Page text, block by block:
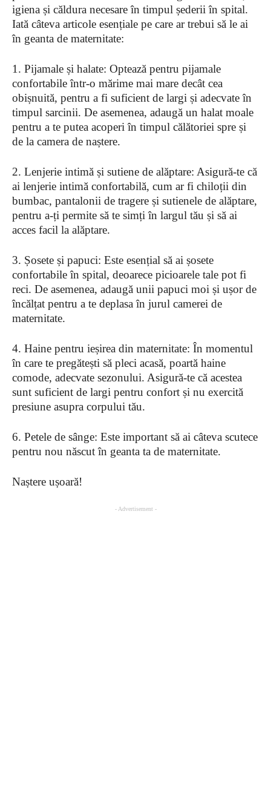
igiena și căldura necesare în timpul șederii în spital.
Iată câteva articole esențiale pe care ar trebui să le ai
în geanta de maternitate:
1. Pijamale și halate: Optează pentru pijamale
confortabile într-o mărime mai mare decât cea
obișnuită, pentru a fi suficient de largi și adecvate în
timpul sarcinii. De asemenea, adaugă un halat moale
pentru a te putea acoperi în timpul călătoriei spre și
de la camera de naștere.
2. Lenjerie intimă și sutiene de alăptare: Asigură-te că
ai lenjerie intimă confortabilă, cum ar fi chiloții din
bumbac, pantalonii de tragere și sutienele de alăptare,
pentru a-ți permite să te simți în largul tău și să ai
acces facil la alăptare.
3. Șosete și papuci: Este esențial să ai șosete
confortabile în spital, deoarece picioarele tale pot fi
reci. De asemenea, adaugă unii papuci moi și ușor de
încălțat pentru a te deplasa în jurul camerei de
maternitate.
4. Haine pentru ieșirea din maternitate: În momentul
în care te pregătești să pleci acasă, poartă haine
comode, adecvate sezonului. Asigură-te că acestea
sunt suficient de largi pentru confort și nu exercită
presiune asupra corpului tău.
6. Petele de sânge: Este important să ai câteva scutece
pentru nou născut în geanta ta de maternitate.
Naștere ușoară!
- Advertisement -